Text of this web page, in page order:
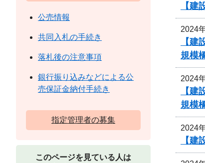
【
2024
【
規模
2024
【
規模
2024
【
公売情報
共同入札の手続き
落札後の注意事項
銀行振り込みなどによる公
売保証金納付手続き
指定管理者の募集
このページを見ている人は